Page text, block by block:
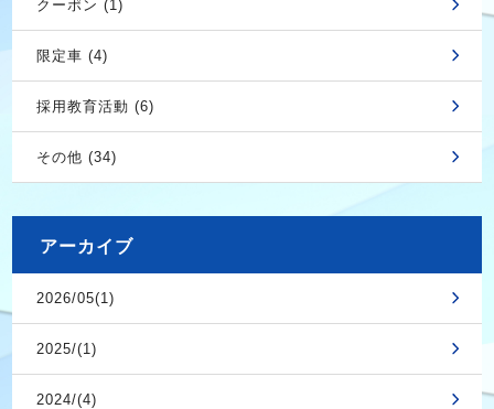
クーポン (1)
限定車 (4)
採用教育活動 (6)
その他 (34)
アーカイブ
2026/05(1)
2025/(1)
2024/(4)